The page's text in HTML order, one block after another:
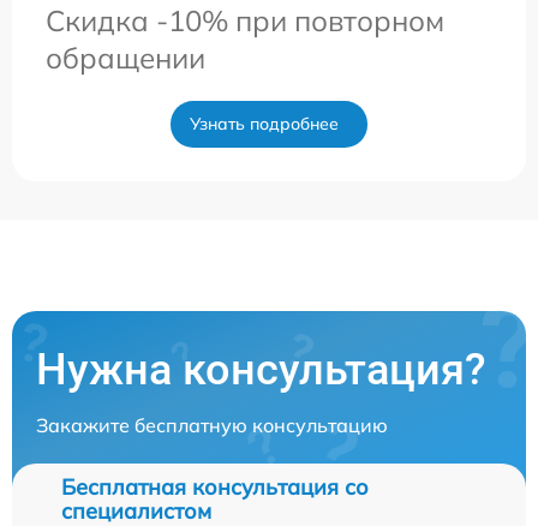
Скидка -10% при повторном
обращении
Узнать подробнее
Нужна консультация?
Закажите бесплатную консультацию
Бесплатная консультация со
специалистом